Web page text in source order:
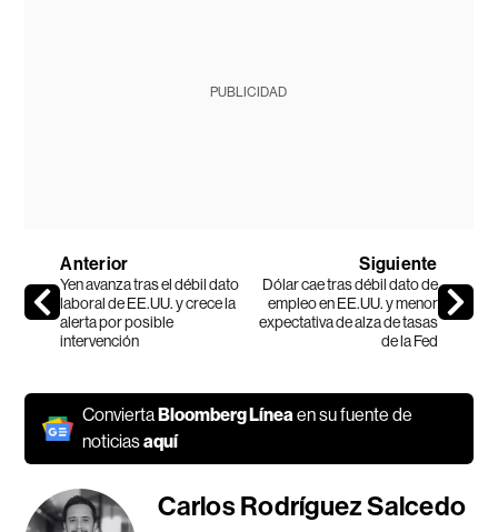
PUBLICIDAD
Anterior
Yen avanza tras el débil dato
laboral de EE.UU. y crece la
alerta por posible
intervención
Siguiente
Dólar cae tras débil dato de
empleo en EE.UU. y menor
expectativa de alza de tasas
de la Fed
ConviertaBloomberg Líneaen su fuente de
noticiasaquí
Carlos Rodríguez Salcedo